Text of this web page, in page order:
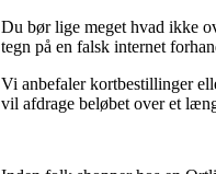
Du bør lige meget hvad ikke
tegn på en falsk internet
Vi anbefaler kortbestillinger
vil afdrage beløbet over et